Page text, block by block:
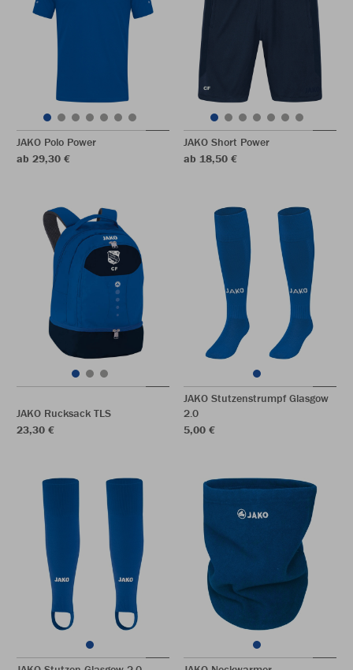
JAKO Polo Power
ab 29,30 €
JAKO Short Power
ab 18,50 €
JAKO Rucksack TLS
23,30 €
JAKO Stutzenstrumpf Glasgow
2.0
5,00 €